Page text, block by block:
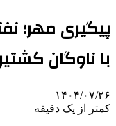
پیگیری مهر؛
با ناوگان
۱۴۰۴/۰۷/۲۶
کمتر از یک دقیقه